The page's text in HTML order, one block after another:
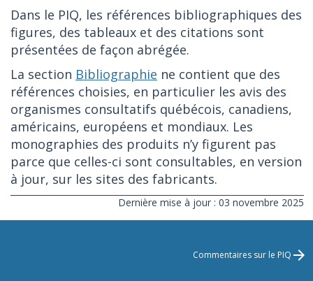
Dans le PIQ, les références bibliographiques des
figures, des tableaux et des citations sont
présentées de façon abrégée.
La section Bibliographie ne contient que des
références choisies, en particulier les avis des
organismes consultatifs québécois, canadiens,
américains, européens et mondiaux. Les
monographies des produits n’y figurent pas
parce que celles-ci sont consultables, en version
à jour, sur les sites des fabricants.
Dernière mise à jour : 03 novembre 2025
Commentaires sur le PIQ